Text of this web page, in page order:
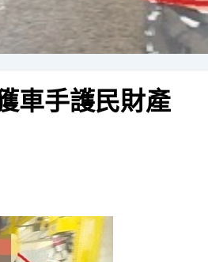
手護民財產